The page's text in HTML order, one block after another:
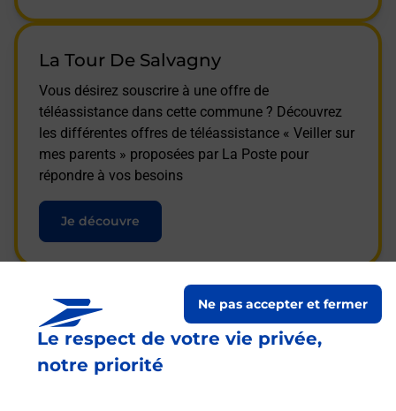
Le respect de votre vie privée,
notre priorité
Ne pas accepter et fermer
La Tour De Salvagny
Vous désirez souscrire à une offre de
téléassistance dans cette commune ? Découvrez
les différentes offres de téléassistance « Veiller sur
mes parents » proposées par La Poste pour
répondre à vos besoins
Je découvre
Questions fréquemment
posées